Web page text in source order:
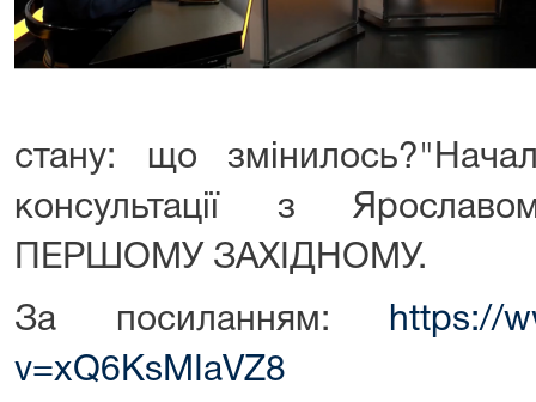
стану: що
консультації з
ПЕРШОМУ ЗАХІДНОМУ.
За посиланням:
https://
v=xQ6KsMIaVZ8